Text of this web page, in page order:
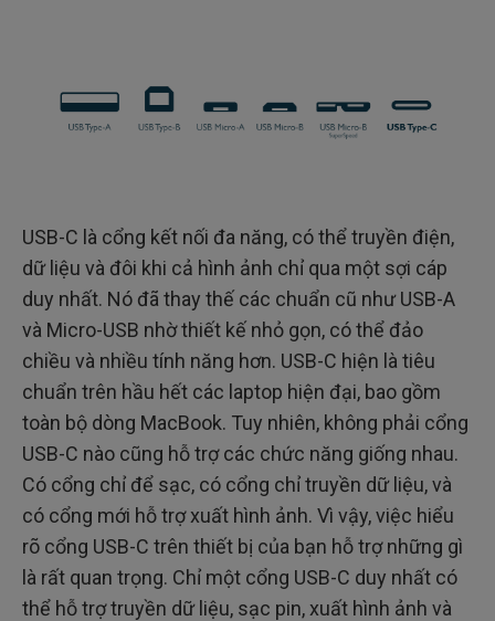
USB-C là cổng kết nối đa năng, có thể truyền điện,
dữ liệu và đôi khi cả hình ảnh chỉ qua một sợi cáp
duy nhất. Nó đã thay thế các chuẩn cũ như USB-A
và Micro-USB nhờ thiết kế nhỏ gọn, có thể đảo
chiều và nhiều tính năng hơn. USB-C hiện là tiêu
chuẩn trên hầu hết các laptop hiện đại, bao gồm
toàn bộ dòng MacBook. Tuy nhiên, không phải cổng
USB-C nào cũng hỗ trợ các chức năng giống nhau.
Có cổng chỉ để sạc, có cổng chỉ truyền dữ liệu, và
có cổng mới hỗ trợ xuất hình ảnh. Vì vậy, việc hiểu
rõ cổng USB-C trên thiết bị của bạn hỗ trợ những gì
là rất quan trọng. Chỉ một cổng USB-C duy nhất có
thể hỗ trợ truyền dữ liệu, sạc pin, xuất hình ảnh và